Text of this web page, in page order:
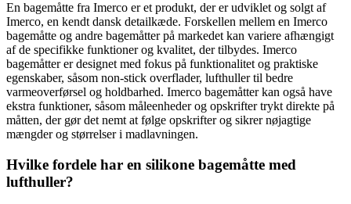
En bagemåtte fra Imerco er et produkt, der er udviklet og solgt af
Imerco, en kendt dansk detailkæde. Forskellen mellem en Imerco
bagemåtte og andre bagemåtter på markedet kan variere afhængigt
af de specifikke funktioner og kvalitet, der tilbydes. Imerco
bagemåtter er designet med fokus på funktionalitet og praktiske
egenskaber, såsom non-stick overflader, lufthuller til bedre
varmeoverførsel og holdbarhed. Imerco bagemåtter kan også have
ekstra funktioner, såsom måleenheder og opskrifter trykt direkte på
måtten, der gør det nemt at følge opskrifter og sikrer nøjagtige
mængder og størrelser i madlavningen.
Hvilke fordele har en silikone bagemåtte med
lufthuller?